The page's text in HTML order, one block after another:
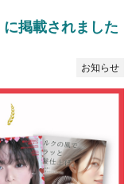
掲載されました
お知らせ